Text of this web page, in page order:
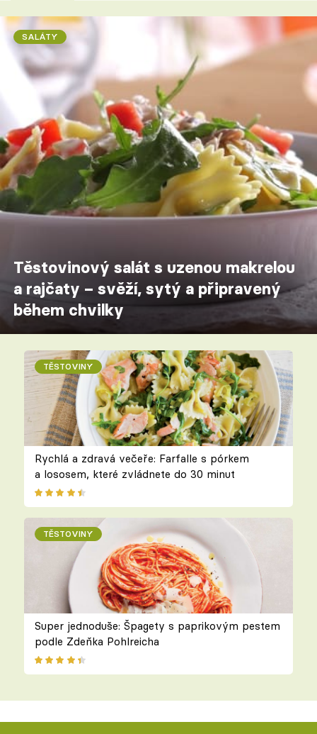
SALÁTY
Těstovinový salát s uzenou makrelou
a rajčaty – svěží, sytý a připravený
během chvilky
TĚSTOVINY
Rychlá a zdravá večeře: Farfalle s pórkem
a lososem, které zvládnete do 30 minut
TĚSTOVINY
Super jednoduše: Špagety s paprikovým pestem
podle Zdeňka Pohlreicha